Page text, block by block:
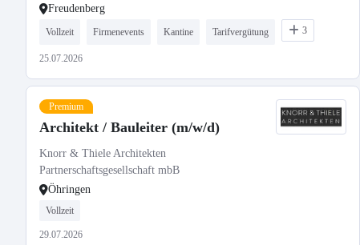
Freudenberg
Vollzeit Firmenevents Kantine Tarifvergütung 3
25.07.2026
Premium
Architekt / Bauleiter (m/w/d)
Knorr & Thiele Architekten
Partnerschaftsgesellschaft mbB
Öhringen
Vollzeit
29.07.2026